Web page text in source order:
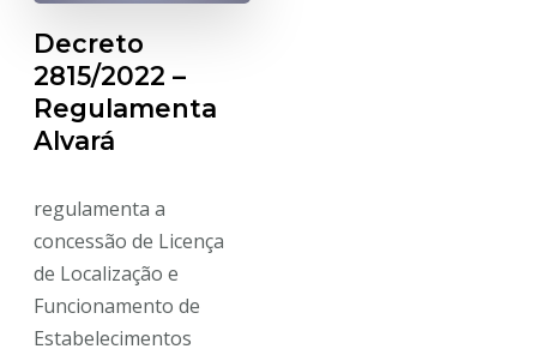
Decreto
2815/2022 –
Regulamenta
Alvará
regulamenta a
concessão de Licença
de Localização e
Funcionamento de
Estabelecimentos